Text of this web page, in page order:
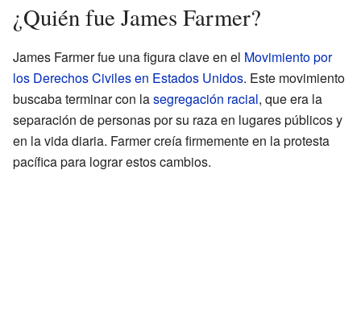
¿Quién fue James Farmer?
James Farmer fue una figura clave en el Movimiento por
los Derechos Civiles en Estados Unidos. Este movimiento
buscaba terminar con lasegregación racial, que era la
separación de personas por su raza en lugares públicos y
en la vida diaria. Farmer creía firmemente en la protesta
pacífica para lograr estos cambios.